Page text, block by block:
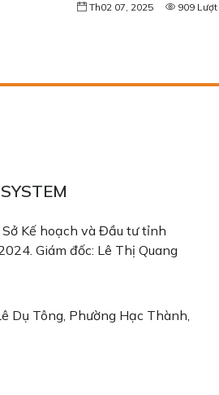
Th02 07, 2025 909 Lượt
Kế hoạch và Đầu tư tỉnh
Giám đốc: Lê Thị Quang
Dụ Tông, Phường Hạc Thành,